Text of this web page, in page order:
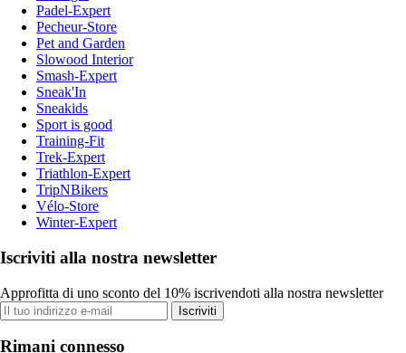
Padel-Expert
Pecheur-Store
Pet and Garden
Slowood Interior
Smash-Expert
Sneak'In
Sneakids
Sport is good
Training-Fit
Trek-Expert
Triathlon-Expert
TripNBikers
Vélo-Store
Winter-Expert
Iscriviti alla nostra newsletter
Approfitta di uno sconto del 10% iscrivendoti alla nostra newsletter
Iscriviti
Rimani connesso